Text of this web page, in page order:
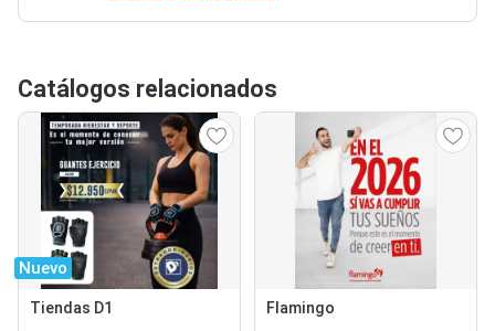
Catálogos relacionados
Nuevo
Tiendas D1 Flamingo